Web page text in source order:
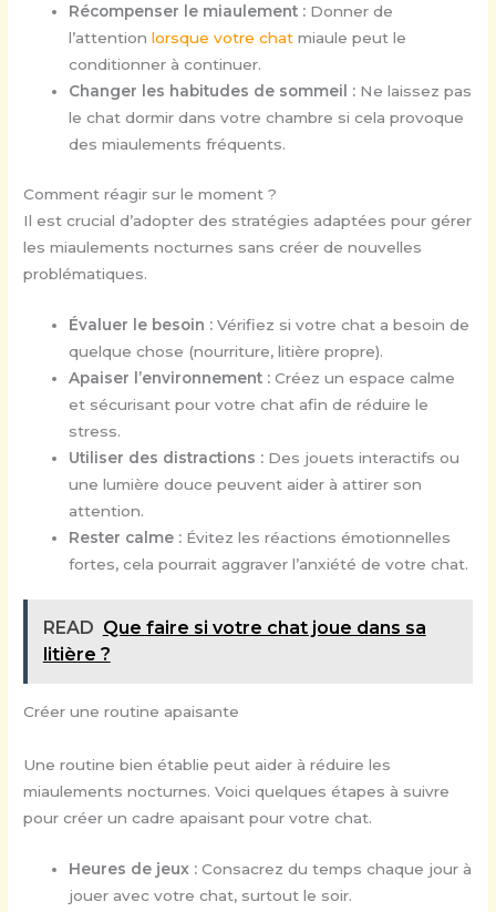
Récompenser le miaulement : Donner de
l’attentionlorsque votre chat miaule peut le
conditionner à continuer.
Changer les habitudes de sommeil : Ne laissez pas
le chat dormir dans votre chambre si cela provoque
des miaulements fréquents.
Comment réagir sur le moment ?
Il est crucial d’adopter des stratégies adaptées pour gérer
les miaulements nocturnes sans créer de nouvelles
problématiques.
Évaluer le besoin : Vérifiez si votre chat a besoin de
quelque chose (nourriture, litière propre).
Apaiser l’environnement : Créez un espace calme
et sécurisant pour votre chat afin de réduire le
stress.
Utiliser des distractions : Des jouets interactifs ou
une lumière douce peuvent aider à attirer son
attention.
Rester calme : Évitez les réactions émotionnelles
fortes, cela pourrait aggraver l’anxiété de votre chat.
READ Que faire si votre chat joue dans sa
litière ?
Créer une routine apaisante
Une routine bien établie peut aider à réduire les
miaulements nocturnes. Voici quelques étapes à suivre
pour créer un cadre apaisant pour votre chat.
Heures de jeux : Consacrez du temps chaque jour à
jouer avec votre chat, surtout le soir.